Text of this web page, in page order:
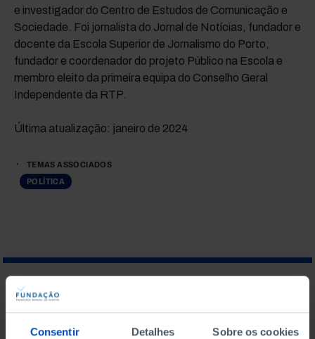
Consentir Detalhes Sobre os cookies
e investigador do Centro de Estudos de Comunicação e
Sociedade. Foi jornalista do Jornal de Notícias, fundador e
docente da Escola Superior de Jornalismo do Porto,
fundador e coordenador do projeto Público na Escola e
membro eleito da primeira equipa do Conselho Geral
Independente da RTP.
Última atualização: janeiro de 2024
TEMAS ASSOCIADOS
POLÍTICA
O QUE PROCURA?